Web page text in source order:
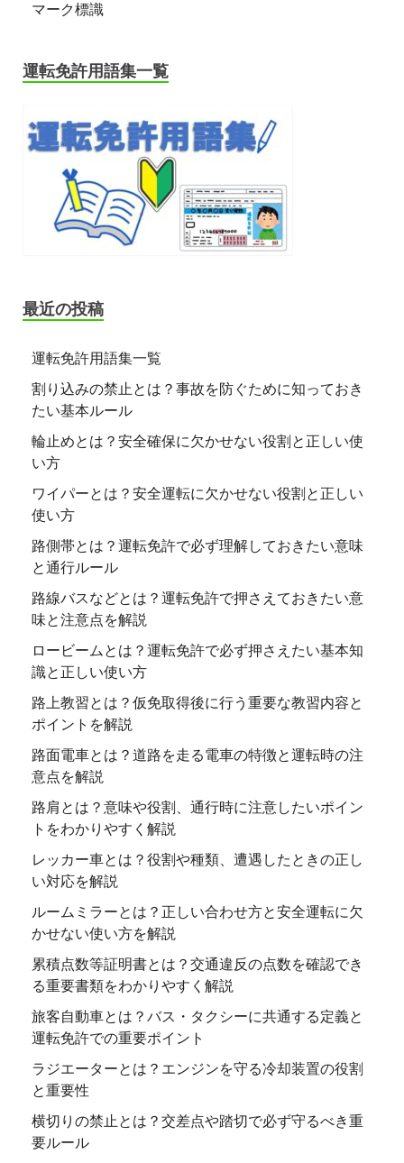
マーク標識
運転免許用語集一覧
最近の投稿
運転免許用語集一覧
割り込みの禁止とは？事故を防ぐために知っておき
たい基本ルール
輪止めとは？安全確保に欠かせない役割と正しい使
い方
ワイパーとは？安全運転に欠かせない役割と正しい
使い方
路側帯とは？運転免許で必ず理解しておきたい意味
と通行ルール
路線バスなどとは？運転免許で押さえておきたい意
味と注意点を解説
ロービームとは？運転免許で必ず押さえたい基本知
識と正しい使い方
路上教習とは？仮免取得後に行う重要な教習内容と
ポイントを解説
路面電車とは？道路を走る電車の特徴と運転時の注
意点を解説
路肩とは？意味や役割、通行時に注意したいポイン
トをわかりやすく解説
レッカー車とは？役割や種類、遭遇したときの正し
い対応を解説
ルームミラーとは？正しい合わせ方と安全運転に欠
かせない使い方を解説
累積点数等証明書とは？交通違反の点数を確認でき
る重要書類をわかりやすく解説
旅客自動車とは？バス・タクシーに共通する定義と
運転免許での重要ポイント
ラジエーターとは？エンジンを守る冷却装置の役割
と重要性
横切りの禁止とは？交差点や踏切で必ず守るべき重
要ルール